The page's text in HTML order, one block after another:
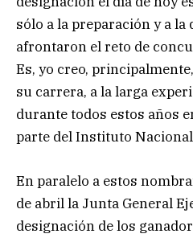
sólo a la preparación y a la
afrontaron el reto de
Es, yo creo,
su carrera, a la larga
durante todos estos años
parte del Instituto
En paralelo a estos
de abril la Junta General
designación de los